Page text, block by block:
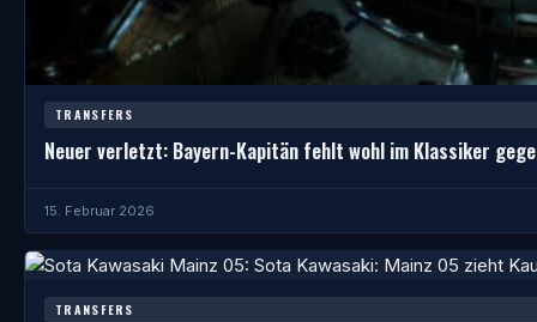
TRANSFERS
Neuer verletzt: Bayern-Kapitän fehlt wohl im Klassiker
15. Februar 2026
TRANSFERS